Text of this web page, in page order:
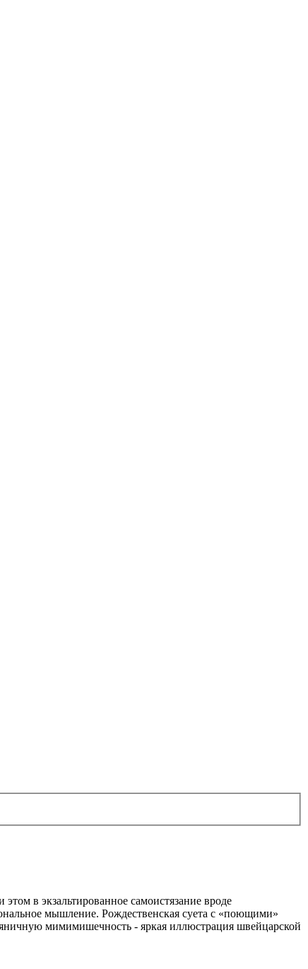
в экзальтированное самоистязание вроде
мышление. Рождественская суета с «поющими»
мимимишечность - яркая иллюстрация швейцарской